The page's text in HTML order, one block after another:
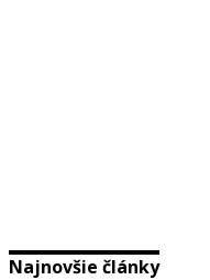
Najnovšie články